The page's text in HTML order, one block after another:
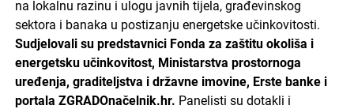
na lokalnu razinu i ulogu javnih tijela, građevinskog
sektora i banaka u postizanju energetske učinkovitosti.
Sudjelovali su predstavnici Fonda za zaštitu okoliša i
energetsku učinkovitost, Ministarstva prostornoga
uređenja, graditeljstva i državne imovine, Erste banke i
portala ZGRADOnačelnik.hr. Panelisti su dotakli i